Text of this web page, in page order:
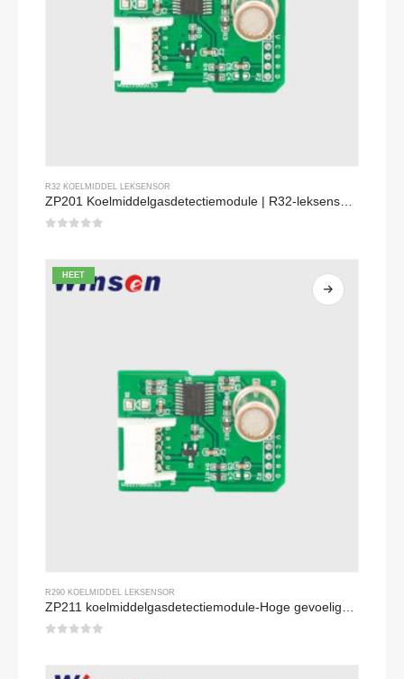
R32 KOELMIDDEL LEKSENSOR
ZP201 Koelmiddelgasdetectiemodule | R32-leksensor met hoge gevoeligheid
HEET
R290 KOELMIDDEL LEKSENSOR
ZP211 koelmiddelgasdetectiemodule-Hoge gevoeligheidssensor voor lekdetectie van koelmiddelen